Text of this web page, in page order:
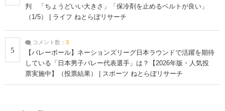
判 「ちょうどいい大きさ」「保冷剤を止めるベルトが良い」
（1/5） | ライフ ねとらぼリサーチ
5
コメント数： 3
【バレーボール】ネーションズリーグ日本ラウンドで活躍を期待
している「日本男子バレー代表選手」は？【2026年版・人気投
票実施中】（投票結果） | スポーツ ねとらぼリサーチ